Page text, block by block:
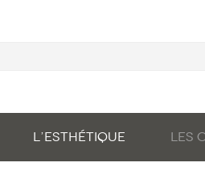
L’ESTHÉTIQUE LES